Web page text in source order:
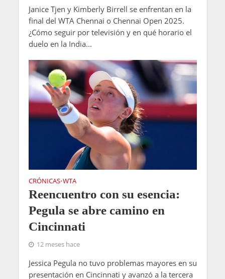
Janice Tjen y Kimberly Birrell se enfrentan en la
final del WTA Chennai o Chennai Open 2025.
¿Cómo seguir por televisión y en qué horario el
duelo en la India...
CRÓNICAS•WTA
Reencuentro con su esencia:
Pegula se abre camino en
Cincinnati
12 meses hace
Jessica Pegula no tuvo problemas mayores en su
presentación en Cincinnati y avanzó a la tercera